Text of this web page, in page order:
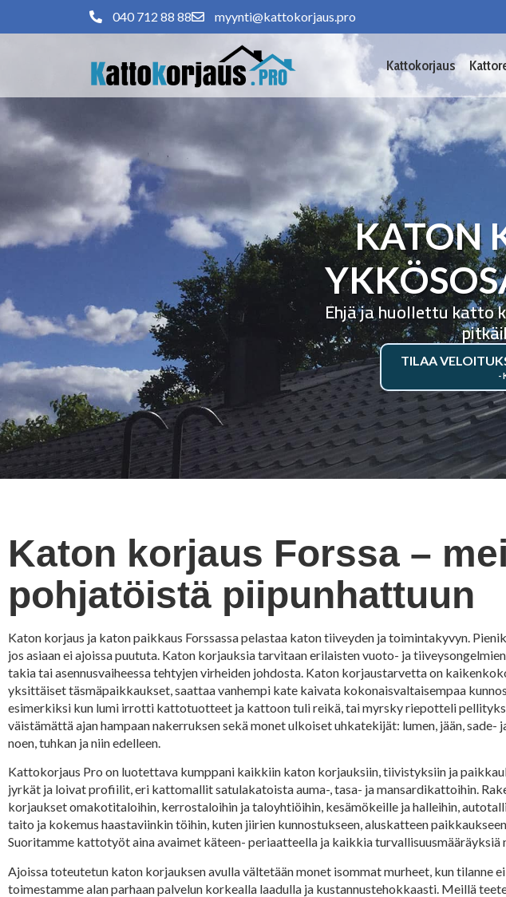
040 712 88 88 myynti@kattokorjaus.pro
Kattokorjaus
KATON
Ehjä ja huollettu katto
TILAA
Katon korjaus Forssa –
pohjatöistä piipunhattuun
Katon korjaus ja katon paikkaus Forssassa pelastaa katon tiiveyden ja toimintakyvyn.
jos asiaan ei ajoissa puututa. Katon korjauksia tarvitaan erilaisten vuoto- ja
takia tai asennusvaiheessa tehtyjen virheiden johdosta. Katon korjaustarvetta on
yksittäiset täsmäpaikkaukset, saattaa vanhempi kate kaivata kokonaisvaltaisempaa
esimerkiksi kun lumi irrotti kattotuotteet ja kattoon tuli reikä, tai myrsky riepotteli
väistämättä ajan hampaan nakerruksen sekä monet ulkoiset uhkatekijät: lumen, jään,
noen, tuhkan ja niin edelleen.
Kattokorjaus Pro on luotettava kumppani kaikkiin katon korjauksiin, tiivistyksiin ja
jyrkät ja loivat profiilit, eri kattomallit satulakatoista auma-, tasa- ja mansardikattoihin.
korjaukset omakotitaloihin, kerrostaloihin ja taloyhtiöihin, kesämökeille ja halleihin,
taito ja kokemus haastaviinkin töihin, kuten jiirien kunnostukseen, aluskatteen
Suoritamme kattotyöt aina avaimet käteen- periaatteella ja kaikkia turvallisuusmääräyksiä
Ajoissa toteutetun katon korjauksen avulla vältetään monet isommat murheet, kun tilanne
toimestamme alan parhaan palvelun korkealla laadulla ja kustannustehokkaasti. Meillä